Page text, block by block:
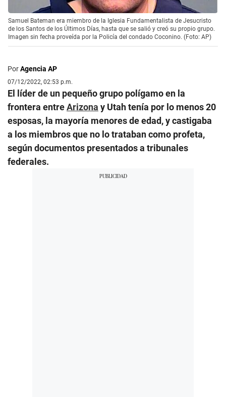
Samuel Bateman era miembro de la Iglesia Fundamentalista de Jesucristo
de los Santos de los Últimos Días, hasta que se salió y creó su propio grupo.
Imagen sin fecha proveída por la Policía del condado Coconino. (Foto: AP)
PorAgencia AP
07/12/2022, 02:53 p.m.
El líder de un pequeño grupo polígamo en la
frontera entreArizona y Utah tenía por lo menos 20
esposas, la mayoría menores de edad, y castigaba
a los miembros que no lo trataban como profeta,
según documentos presentados a tribunales
federales.